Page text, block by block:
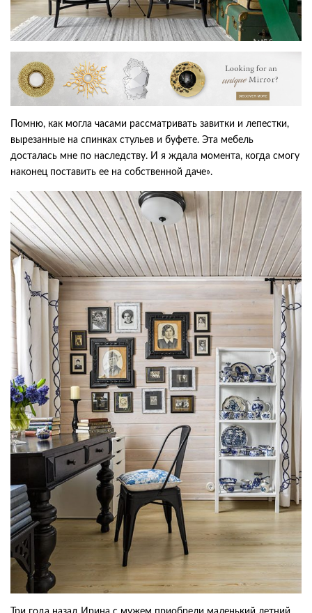
Помню, как могла часами рассматривать завитки и лепестки,
вырезанные на спинках стульев и буфете. Эта мебель
досталась мне по наследству. И я ждала момента, когда смогу
наконец поставить ее на собственной даче».